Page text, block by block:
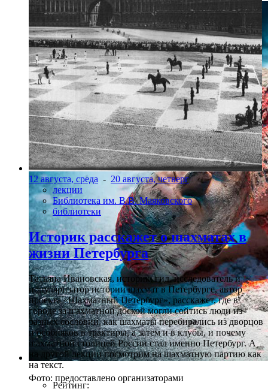
Фото: предоставлено организаторами
12 августа, среда - 20 августа, четверг
лекции
Библиотека им. В.В. Маяковского
библиотеки
Историк расскажет о шахматах в
жизни Петербурга
Татьяна Ивановская, историк, гид, исследователь и
популяризатор истории шахмат в Петербурге, автор
проекта «Шахматный Петербург», расскажет, где в
городе за шахматной доской могли сойтись люди из
разных сословий, как шахматы перебирались из дворцов
и особняков в трактиры, а затем и в клубы, и почему
шахматной столицей России стал именно Петербург. А
на другой лекции посмотрим на шахматную партию как
на текст.
Рейтинг: